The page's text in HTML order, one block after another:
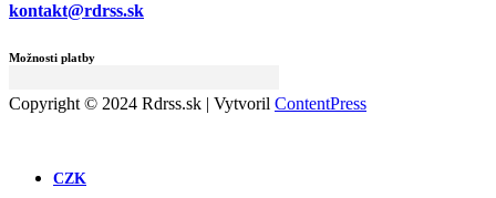
kontakt@rdrss.sk
Možnosti platby
Copyright © 2024 Rdrss.sk | Vytvoril ContentPress
CZK